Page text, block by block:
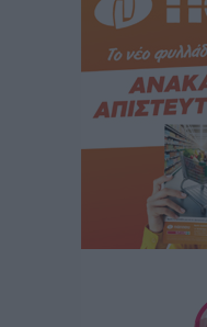
Iατρικός Σύλλογος
Στρατηγικές
Δημόσιας Υγείας
Νοσοκομεία της Γ΄
πριν 4
Πάνθηρες:
Αθλητικά• πριν 4 ώρες
Άρης Αρχαγγέλου: